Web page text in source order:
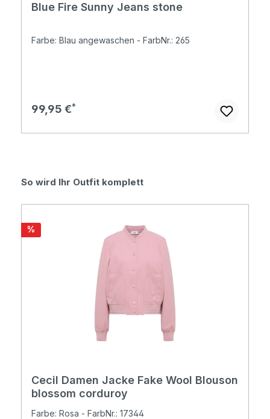
Blue Fire Sunny Jeans stone
Farbe: Blau angewaschen - FarbNr.: 265
Regulärer Preis:
99,95 €
Produktgalerie überspringen
So wird Ihr Outfit komplett
Rabatt
%
Cecil Damen Jacke Fake Wool Blouson
blossom corduroy
Farbe: Rosa - FarbNr.: 17344